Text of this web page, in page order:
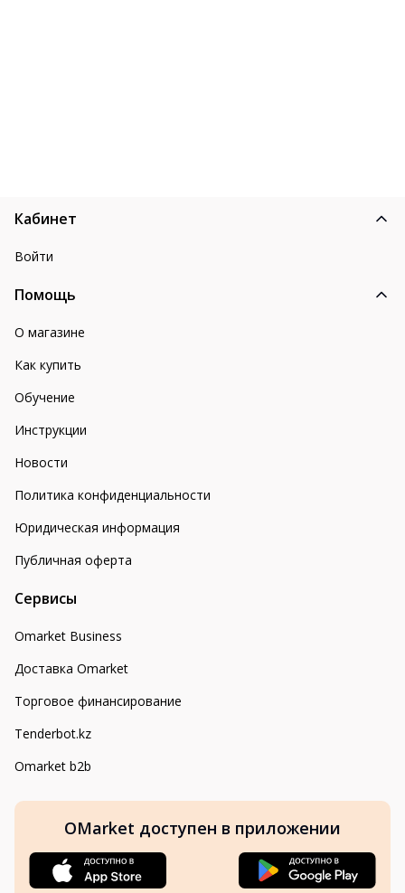
Кабинет
Войти
Помощь
О магазине
Как купить
Обучение
Инструкции
Новости
Политика конфиденциальности
Юридическая информация
Публичная оферта
Сервисы
Omarket Business
Доставка Omarket
Торговое финансирование
Tenderbot.kz
Omarket b2b
OMarket доступен в приложении